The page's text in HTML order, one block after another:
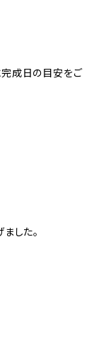
成日の目安をご
した。